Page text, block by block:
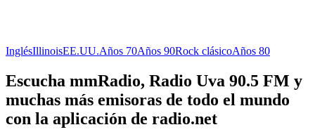
InglésIllinoisEE.UU.Años 70Años 90Rock clásicoAños 80
Escucha mmRadio, Radio Uva 90.5 FM y
muchas más emisoras de todo el mundo
con la aplicación de radio.net